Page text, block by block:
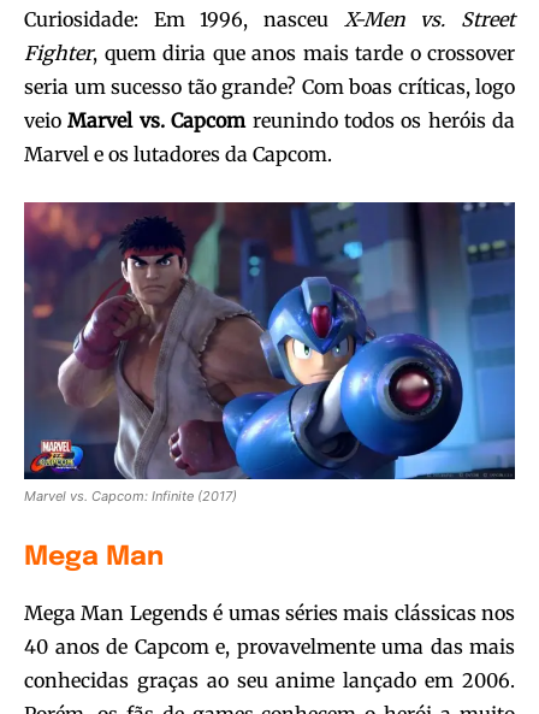
Curiosidade: Em 1996, nasceu
X-Men vs. Street
Fighter, quem diria que anos mais tarde o crossover
seria um sucesso tão grande? Com boas críticas, logo
veioMarvel vs. Capcom reunindo todos os heróis da
Marvel e os lutadores da Capcom.
Marvel vs. Capcom: Infinite (2017)
Mega Man
Mega Man Legends é umas séries mais clássicas nos
40 anos de Capcom e, provavelmente uma das mais
conhecidas graças ao seu anime lançado em 2006.